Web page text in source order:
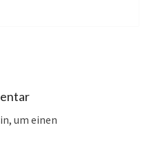
um einen